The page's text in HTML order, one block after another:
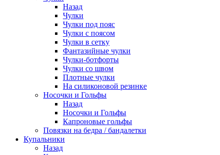
Назад
Чулки
Чулки под пояс
Чулки с поясом
Чулки в сетку
Фантазийные чулки
Чулки-ботфорты
Чулки со швом
Плотные чулки
На силиконовой резинке
Носочки и Гольфы
Назад
Носочки и Гольфы
Капроновые гольфы
Повязки на бедра / бандалетки
Купальники
Назад